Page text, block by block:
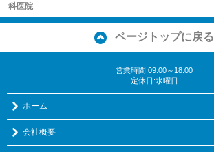
科医院
ページトップに戻る
営業時間:09:00～18:00
定休日:水曜日
ホーム
会社概要